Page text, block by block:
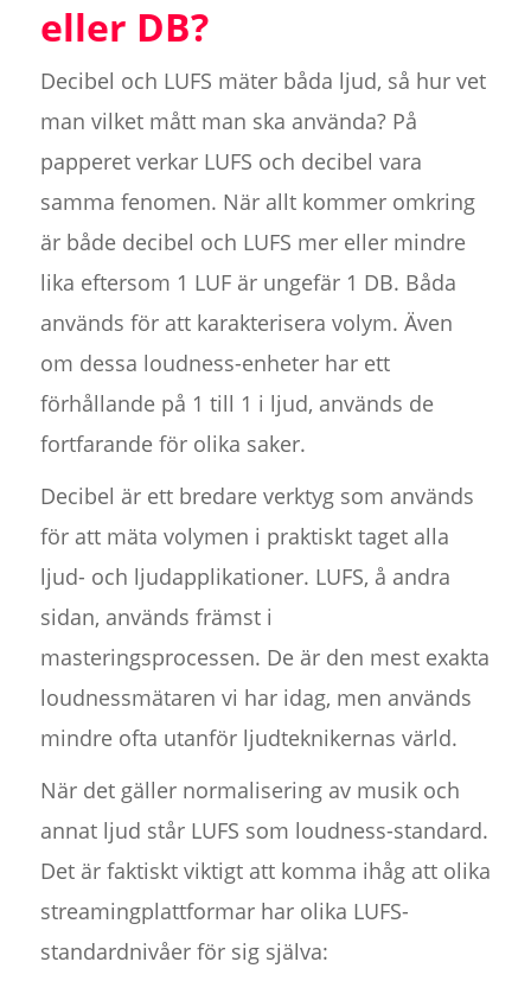
eller DB?
Decibel och LUFS mäter båda ljud, så hur vet
man vilket mått man ska använda? På
papperet verkar LUFS och decibel vara
samma fenomen. När allt kommer omkring
är både decibel och LUFS mer eller mindre
lika eftersom 1 LUF är ungefär 1 DB. Båda
används för att karakterisera volym. Även
om dessa loudness-enheter har ett
förhållande på 1 till 1 i ljud, används de
fortfarande för olika saker.
Decibel är ett bredare verktyg som används
för att mäta volymen i praktiskt taget alla
ljud- och ljudapplikationer. LUFS, å andra
sidan, används främst i
masteringsprocessen. De är den mest exakta
loudnessmätaren vi har idag, men används
mindre ofta utanför ljudteknikernas värld.
När det gäller normalisering av musik och
annat ljud står LUFS som loudness-standard.
Det är faktiskt viktigt att komma ihåg att olika
streamingplattformar har olika LUFS-
standardnivåer för sig själva: